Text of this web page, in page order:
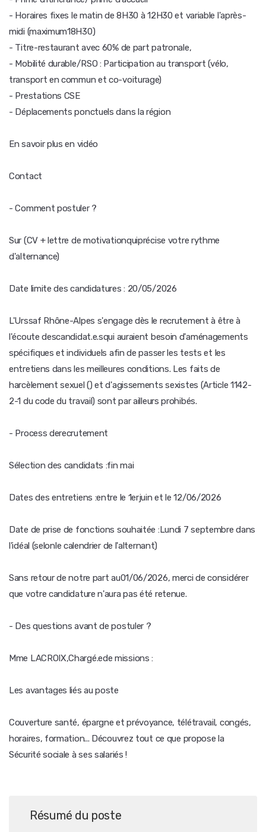
- Horaires fixes le matin de 8H30 à 12H30 et variable l'après-
midi (maximum18H30)
- Titre-restaurant avec 60% de part patronale,
- Mobilité durable/RSO : Participation au transport (vélo,
transport en commun et co-voiturage)
- Prestations CSE
- Déplacements ponctuels dans la région
En savoir plus en vidéo
Contact
- Comment postuler ?
Sur (CV + lettre de motivationquiprécise votre rythme
d'alternance)
Date limite des candidatures : 20/05/2026
L'Urssaf Rhône-Alpes s'engage dès le recrutement à être à
l'écoute descandidat.e.squi auraient besoin d'aménagements
spécifiques et individuels afin de passer les tests et les
entretiens dans les meilleures conditions. Les faits de
harcèlement sexuel () et d'agissements sexistes (Article 1142-
2-1 du code du travail) sont par ailleurs prohibés.
- Process derecrutement
Sélection des candidats :fin mai
Dates des entretiens :entre le 1erjuin et le 12/06/2026
Date de prise de fonctions souhaitée :Lundi 7 septembre dans
l'idéal (selonle calendrier de l'alternant)
Sans retour de notre part au01/06/2026, merci de considérer
que votre candidature n'aura pas été retenue.
- Des questions avant de postuler ?
Mme LACROIX,Chargé.ede missions :
Les avantages liés au poste
Couverture santé, épargne et prévoyance, télétravail, congés,
horaires, formation... Découvrez tout ce que propose la
Sécurité sociale à ses salariés !
Résumé du poste